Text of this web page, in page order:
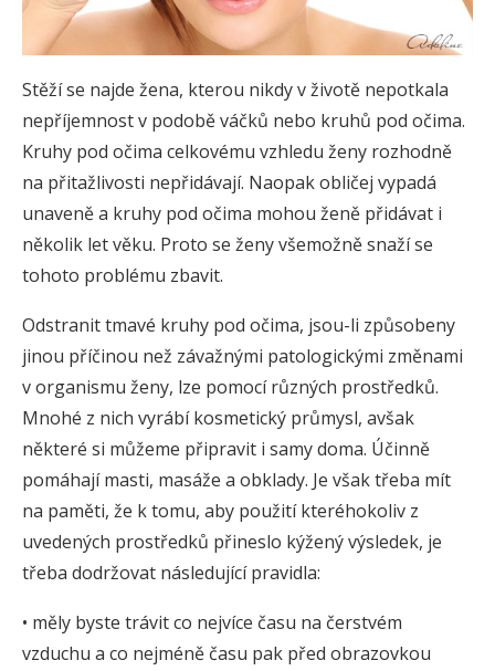
Stěží se najde žena, kterou nikdy v životě nepotkala
nepříjemnost v podobě váčků nebo kruhů pod očima.
Kruhy pod očima celkovému vzhledu ženy rozhodně
na přitažlivosti nepřidávají. Naopak obličej vypadá
unaveně a kruhy pod očima mohou ženě přidávat i
několik let věku. Proto se ženy všemožně snaží se
tohoto problému zbavit.
Odstranit tmavé kruhy pod očima, jsou-li způsobeny
jinou příčinou než závažnými patologickými změnami
v organismu ženy, lze pomocí různých prostředků.
Mnohé z nich vyrábí kosmetický průmysl, avšak
některé si můžeme připravit i samy doma. Účinně
pomáhají masti, masáže a obklady. Je však třeba mít
na paměti, že k tomu, aby použití kteréhokoliv z
uvedených prostředků přineslo kýžený výsledek, je
třeba dodržovat následující pravidla:
• měly byste trávit co nejvíce času na čerstvém
vzduchu a co nejméně času pak před obrazovkou